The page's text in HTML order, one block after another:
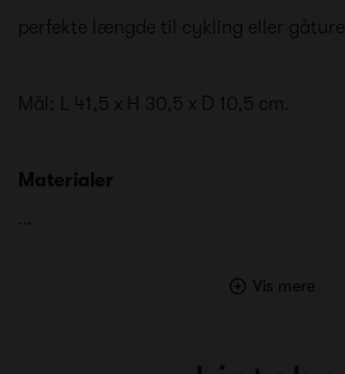
perfekte længde til cykling eller gåture.
Mål: L 41,5 x H 30,5 x D 10,5 cm.
Materialer
Vis mere